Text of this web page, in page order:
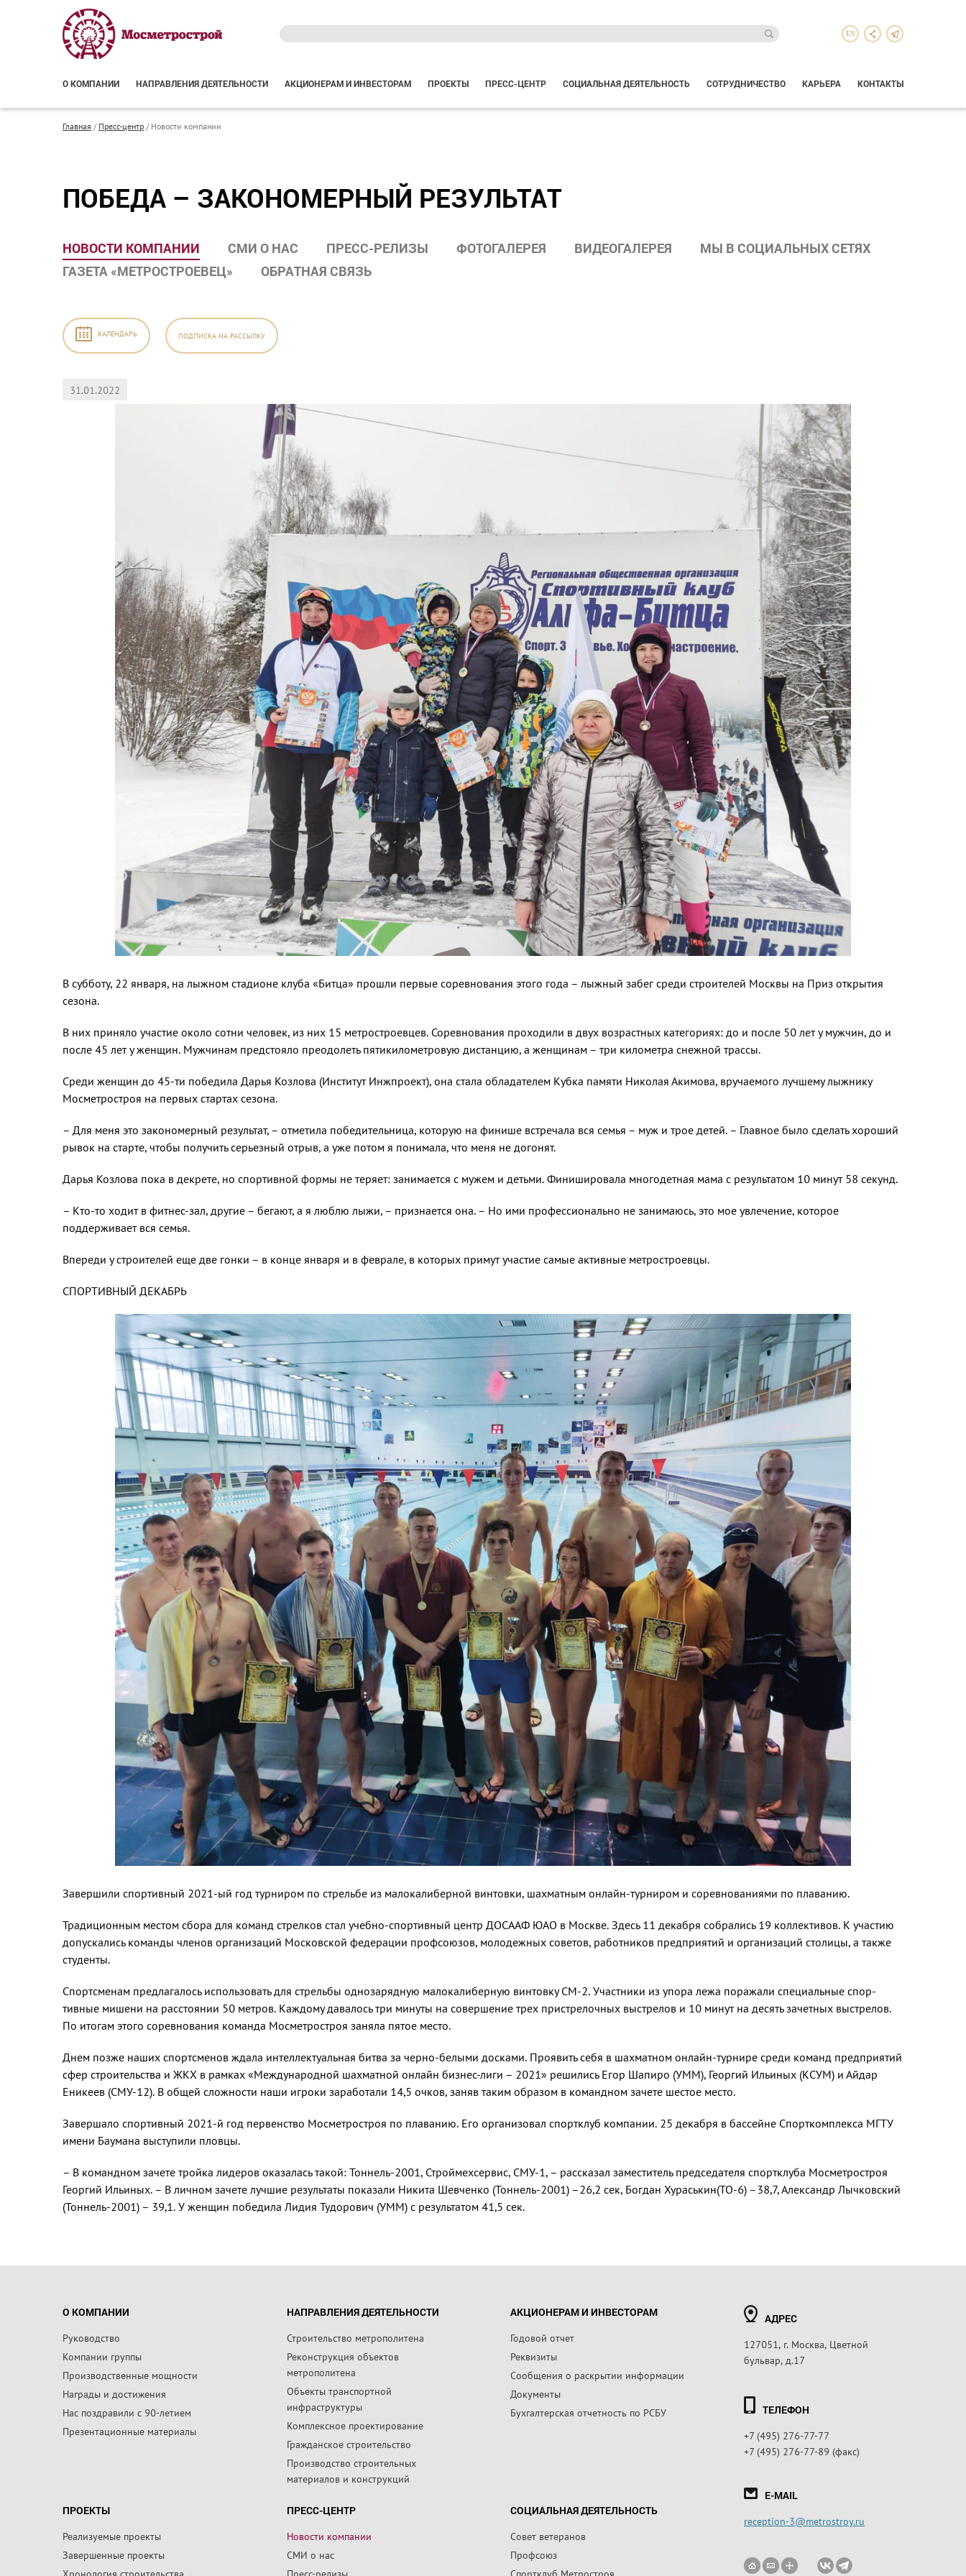
EN
О КОМПАНИИ НАПРАВЛЕНИЯ ДЕЯТЕЛЬНОСТИ АКЦИОНЕРАМ И ИНВЕСТОРАМ ПРОЕКТЫ ПРЕСС-ЦЕНТР СОЦИАЛЬНАЯ ДЕЯТЕЛЬНОСТЬ СОТРУДНИЧЕСТВО КАРЬЕРА КОНТАКТЫ
Главная / Пресс-центр /Новости компании
ПОБЕДА – ЗАКОНОМЕРНЫЙ РЕЗУЛЬТАТ
НОВОСТИ КОМПАНИИ СМИ О НАС ПРЕСС-РЕЛИЗЫ ФОТОГАЛЕРЕЯ ВИДЕОГАЛЕРЕЯ
МЫ В СОЦИАЛЬНЫХ СЕТЯХ
ГАЗЕТА «МЕТРОСТРОЕВЕЦ»
ОБРАТНАЯ СВЯЗЬ
КАЛЕНДАРЬ ПОДПИСКА НА РАССЫЛКУ
31.01.2022
В субботу, 22 января, на лыжном стадио­не клуба «Битца» прошли первые соревнова­ния этого года – лыжный забег среди строи­телей Москвы на Приз открытия
сезона.
В них приняло участие около сотни че­ловек, из них 15 метростроевцев. Сорев­нования проходили в двух возрастных ка­тегориях: до и после 50 лет у мужчин, до и
после 45 лет у женщин. Мужчинам пред­стояло преодолеть пятикилометровую дистанцию, а женщинам – три киломе­тра снежной трассы.
Среди женщин до 45-ти победила Дарья Козлова (Институт Инжпроект), она стала обладателем Кубка памяти Николая Акимо­ва, вручаемого лучшему лыжнику
Мосметростроя на первых стартах сезона.
– Для меня это закономерный резуль­тат, – отметила победительница, кото­рую на финише встречала вся семья – муж и трое детей. – Главное было сделать хо­роший
рывок на старте, чтобы получить серьезный отрыв, а уже потом я понима­ла, что меня не догонят.
Дарья Козлова пока в декрете, но спор­тивной формы не теряет: занимается с му­жем и детьми. Финишировала многодет­ная мама с результатом 10 минут 58 секунд.
– Кто-то ходит в фитнес-зал, другие – бегают, а я люблю лыжи, – признается она. – Но ими профессионально не занимаюсь, это мое увлечение, которое
поддержива­ет вся семья.
Впереди у строителей еще две гонки – в конце января и в феврале, в которых примут участие самые активные метро­строевцы.
СПОРТИВНЫЙ ДЕКАБРЬ
Завершили спортивный 2021-ый год турниром по стрельбе из малокалиберной винтовки, шахматным онлайн-турниром и соревнованиями по плаванию.
Традиционным местом сбора для ко­манд стрелков стал учебно-спортивный центр ДОСААФ ЮАО в Москве. Здесь 11 де­кабря собрались 19 коллективов. К участию
допускались команды членов организаций Московской федерации профсоюзов, моло­дежных советов, работников предприятий и организаций столицы, а также
студенты.
Спортсменам предлагалось использо­вать для стрельбы однозарядную малока­либерную винтовку СМ-2. Участники из упора лежа поражали специальные спор­
тивные мишени на расстоянии 50 метров. Каждому давалось три минуты на совер­шение трех пристрелочных выстрелов и 10 минут на десять зачетных выстрелов.
По итогам этого соревнования команда Мосметростроя заняла пятое место.
Днем позже наших спортсменов жда­ла интеллектуальная битва за черно-бе­лыми досками. Проявить себя в шах­матном онлайн-турнире среди команд предприятий
сфер строительства и ЖКХ в рамках «Международной шахматной онлайн бизнес-лиги – 2021» решились Егор Шапиро (УММ), Георгий Ильиных (КСУМ) и Айдар
Еникеев (СМУ-12). В об­щей сложности наши игроки заработа­ли 14,5 очков, заняв таким образом в ко­мандном зачете шестое место.
Завершало спортивный 2021-й год первенство Мосметростроя по плаванию. Его организовал спортклуб компании. 25 декабря в бассейне Спорткомплекса МГТУ
имени Баумана выступили пловцы.
– В командном зачете тройка лидеров оказалась такой: Тоннель-2001, Строймех­сервис, СМУ-1, – рассказал заместитель председателя спортклуба Мосметростроя
Георгий Ильиных. – В личном зачете луч­шие результаты показали Никита Шев­ченко (Тоннель-2001) –26,2 сек, Богдан Хураськин(ТО-6) –38,7, Александр Лыч­ковский
(Тоннель-2001) – 39,1. У женщин победила Лидия Тудорович (УММ) с ре­зультатом 41,5 сек.
О КОМПАНИИ
Руководство
Компании группы
Производственные мощности
Награды и достижения
Нас поздравили с 90-летием
Презентационные материалы
НАПРАВЛЕНИЯ ДЕЯТЕЛЬНОСТИ
Строительство метрополитена
Реконструкция объектов
метрополитена
Объекты транспортной
инфраструктуры
Комплексное проектирование
Гражданское строительство
Производство строительных
материалов и конструкций
АКЦИОНЕРАМ И ИНВЕСТОРАМ
Годовой отчет
Реквизиты
Сообщения о раскрытии информации
Документы
Бухгалтерская отчетность по РСБУ
ПРОЕКТЫ
Реализуемые проекты
Завершенные проекты
Хронология строительства
ПРЕСС-ЦЕНТР
Новости компании
СМИ о нас
Пресс-релизы
СОЦИАЛЬНАЯ ДЕЯТЕЛЬНОСТЬ
Совет ветеранов
Профсоюз
Спортклуб Метростроя
АДРЕС
127051, г. Москва, Цветной
бульвар, д.17
ТЕЛЕФОН
+7 (495) 276-77-77
+7 (495) 276-77-89 (факс)
E-MAIL
reception-3@metrostroy.ru